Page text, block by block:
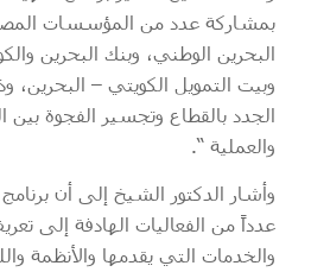
بمشاركة عدد من المؤسسات
البحرين الوطني، وبنك البحرين
وبيت التمويل الكويتي – البحرين،
الجدد بالقطاع وتجسير الفجوة بين
والعملية “.
وأشار الدكتور الشيخ إلى أن
عدداً من الفعاليات الهادفة إلى
والخدمات التي يقدمها والأنظمة